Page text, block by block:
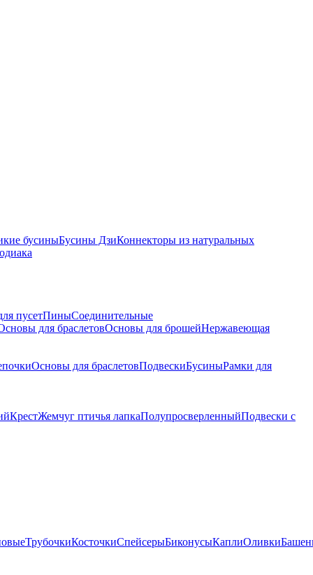
бусиныБусины ДзиКоннекторы из натуральных
пусетПиныСоединительные
для браслетовОсновы для брошейНержавеющая
Основы для браслетовПодвескиБусиныРамки для
КрестЖемчуг птичья лапкаПолупросверленныйПодвески с
ТрубочкиКосточкиСпейсерыБиконусыКаплиОливки